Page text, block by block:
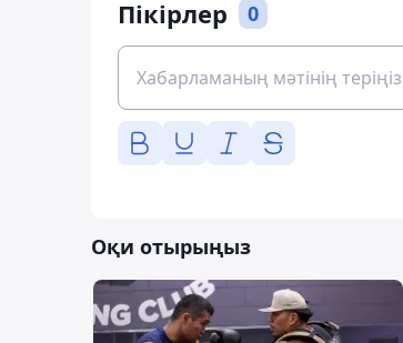
Пікірлер 0
Оқи отырыңыз